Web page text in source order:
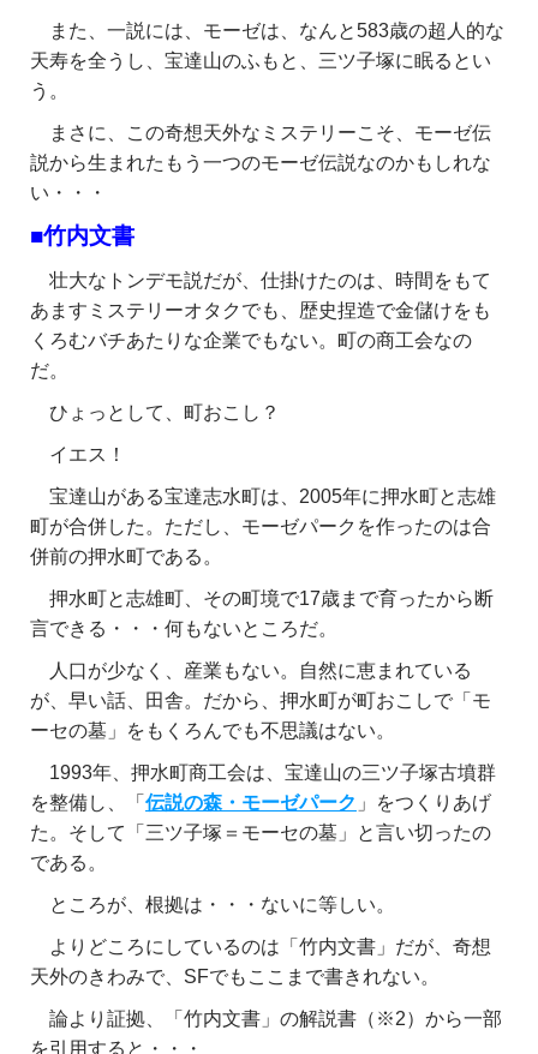
また、一説には、モーゼは、なんと583歳の超人的な
天寿を全うし、宝達山のふもと、三ツ子塚に眠るとい
う。
まさに、この奇想天外なミステリーこそ、モーゼ伝
説から生まれたもう一つのモーゼ伝説なのかもしれな
い・・・
■竹内文書
壮大なトンデモ説だが、仕掛けたのは、時間をもて
あますミステリーオタクでも、歴史捏造で金儲けをも
くろむバチあたりな企業でもない。町の商工会なの
だ。
ひょっとして、町おこし？
イエス！
宝達山がある宝達志水町は、2005年に押水町と志雄
町が合併した。ただし、モーゼパークを作ったのは合
併前の押水町である。
押水町と志雄町、その町境で17歳まで育ったから断
言できる・・・何もないところだ。
人口が少なく、産業もない。自然に恵まれている
が、早い話、田舎。だから、押水町が町おこしで「モ
ーセの墓」をもくろんでも不思議はない。
1993年、押水町商工会は、宝達山の三ツ子塚古墳群
を整備し、「 伝説の森・モーゼパーク 」をつくりあげ
た。そして「三ツ子塚＝モーセの墓」と言い切ったの
である。
ところが、根拠は・・・ないに等しい。
よりどころにしているのは「竹内文書」だが、奇想
天外のきわみで、SFでもここまで書きれない。
論より証拠、「竹内文書」の解説書（※2）から一部
を引用すると・・・